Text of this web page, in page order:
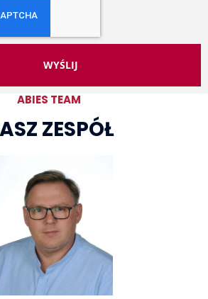
WYŚLIJ
ABIES TEAM
ZESPÓŁ